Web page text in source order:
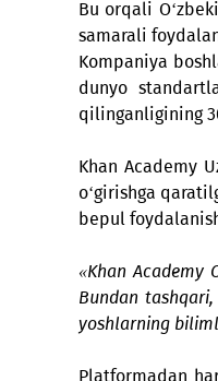
yaratildi.
Bu orqali
samarali
Kompaniya
dunyo
Khan
o‘girishga
bepul
«Khan